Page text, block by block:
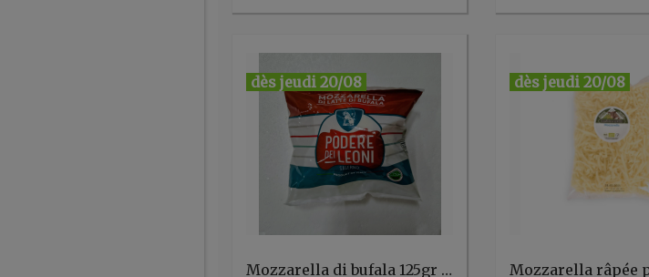
dès jeudi 20/08
Mozzarella di bufala 125gr Podere Dei Leoni
dès jeudi 20/08